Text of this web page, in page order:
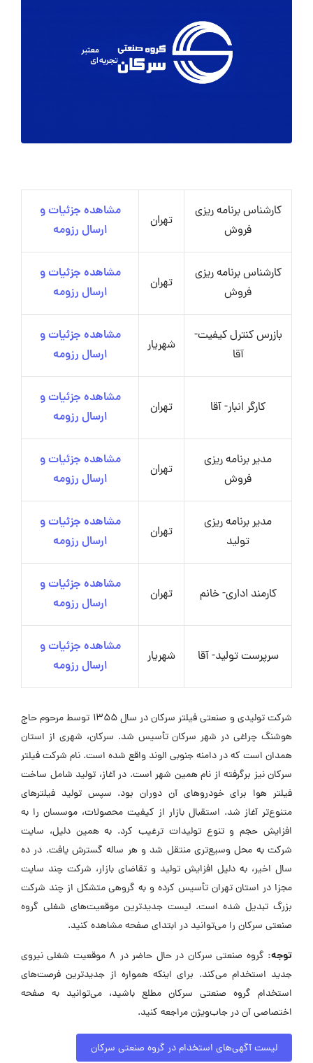
کارشناس برنامه ریزی
فروش
تهران
مشاهده جزئیات و
ارسال رزومه
کارشناس برنامه ریزی
فروش
تهران
مشاهده جزئیات و
ارسال رزومه
بازرس کنترل کیفیت-
آقا
شهریار
مشاهده جزئیات و
ارسال رزومه
کارگر انبار- آقا تهران
مشاهده جزئیات و
ارسال رزومه
مدیر برنامه ریزی
فروش
تهران
مشاهده جزئیات و
ارسال رزومه
مدیر برنامه ریزی
تولید
تهران
مشاهده جزئیات و
ارسال رزومه
کارمند اداری- خانم تهران
مشاهده جزئیات و
ارسال رزومه
سرپرست تولید- آقا شهریار
مشاهده جزئیات و
ارسال رزومه
شرکت تولیدی و صنعتی فیلتر سرکان در سال ۱۳۵۵ توسط مرحوم حاج
هوشنگ چراغی در شهر سرکان تأسیس شد. سرکان، شهری از استان
همدان است که در دامنه جنوبی الوند واقع شده است. نام شرکت فیلتر
سرکان نیز برگرفته از نام همین شهر است. در آغاز، تولید شامل ساخت
فیلتر هوا برای خودروهای آن دوران بود. سپس تولید فیلترهای
متنوع‌تر آغاز شد. استقبال بازار از کیفیت محصولات، موسسان را به
افزایش حجم و تنوع تولیدات ترغیب کرد. به همین دلیل، سایت
شرکت به محل وسیع‌تری منتقل شد و هر ساله گسترش یافت. در ده
سال اخیر، به دلیل افزایش تولید و تقاضای بازار، شرکت چند سایت
مجزا در استان تهران تأسیس کرده و به گروهی متشکل از چند شرکت
بزرگ تبدیل شده است. لیست جدیدترین موقعیت‌های شغلی گروه
صنعتی سرکان را می‌توانید در ابتدای صفحه مشاهده کنید.
توجه:
گروه صنعتی سرکان در حال حاضر در ۸ موقعیت شغلی نیروی
جدید استخدام می‌کند. برای اینکه همواره از جدیدترین فرصت‌های
استخدام گروه صنعتی سرکان مطلع باشید، می‌توانید به صفحه
اختصاصی آن در جاب‌ویژن مراجعه کنید.
لیست آگهی‌های استخدام در گروه صنعتی سرکان